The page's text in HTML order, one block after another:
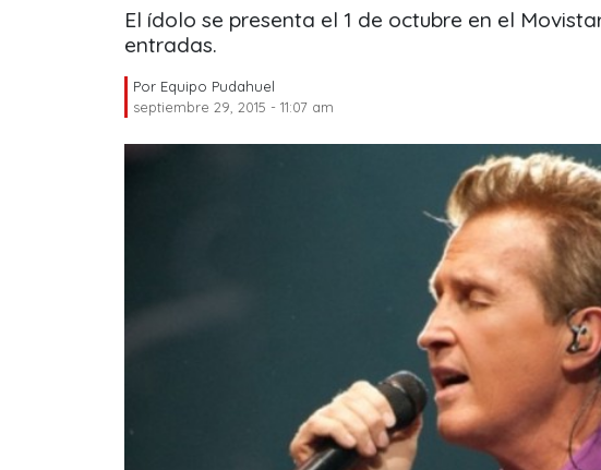
El ídolo se presenta el 1 de octubre en el
entradas.
Por Equipo Pudahuel
septiembre 29, 2015 - 11:07 am